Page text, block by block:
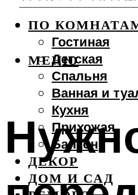
ДИЗАЙН
ПО
Гостиная
Детская
Спальня
Ванная и
Кухня
Прихожая
Балкон
ДЕКОР
ДОМ И САД
МЕНЮ